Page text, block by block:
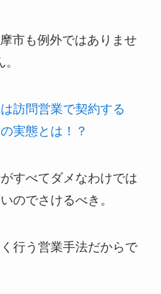
市も例外ではありませ
。
訪問営業で契約する
実態とは！？
すべてダメなわけでは
のでさけるべき。
行う営業手法だからで